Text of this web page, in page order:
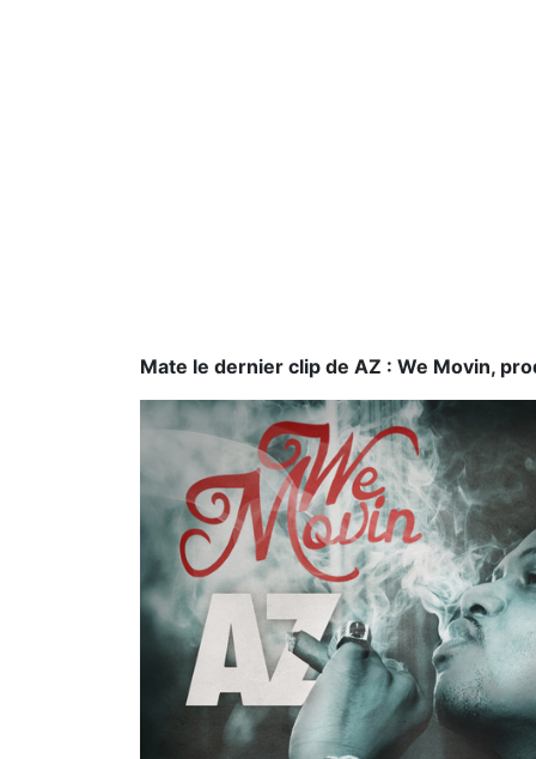
Mate le dernier clip de AZ : We Movin,